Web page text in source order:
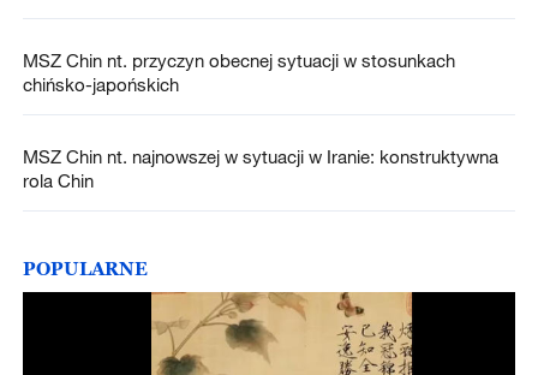
MSZ Chin nt. przyczyn obecnej sytuacji w stosunkach
chińsko-japońskich
MSZ Chin nt. najnowszej w sytuacji w Iranie: konstruktywna
rola Chin
POPULARNE